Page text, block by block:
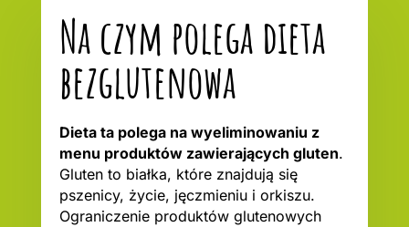
Na czym polega dieta
bezglutenowa
Dieta ta polega na wyeliminowaniu z
menu produktów zawierających gluten.
Gluten to białka, które znajdują się
pszenicy, życie, jęczmieniu i orkiszu.
Ograniczenie produktów glutenowych